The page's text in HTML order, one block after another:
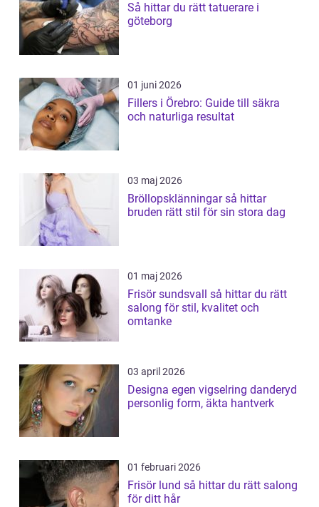
Så hittar du rätt tatuerare i
göteborg
01 juni 2026
Fillers i Örebro: Guide till säkra
och naturliga resultat
03 maj 2026
Bröllopsklänningar så hittar
bruden rätt stil för sin stora dag
01 maj 2026
Frisör sundsvall så hittar du rätt
salong för stil, kvalitet och
omtanke
03 april 2026
Designa egen vigselring danderyd
personlig form, äkta hantverk
01 februari 2026
Frisör lund så hittar du rätt salong
för ditt hår